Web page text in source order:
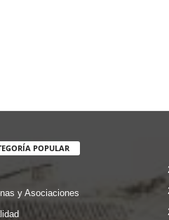
POPULAR
y Asociaciones